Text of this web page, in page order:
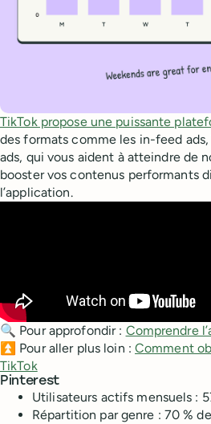
TikTok propose une puissante
des formats comme les in-feed
ads, qui vous aident à atteindre de
booster vos contenus performants
l’application.
🔍 Pour approfondir : Comprendre
⏫ Pour aller plus loin : Comment
TikTok
Pinterest
Utilisateurs actifs mensuels :
Répartition par genre : 70 %